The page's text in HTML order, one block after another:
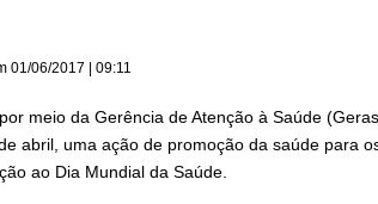
01/06/2017 | 09:11
meio da Gerência de Atenção à Saúde
abril, uma ação de promoção da saúde para
ao Dia Mundial da Saúde.